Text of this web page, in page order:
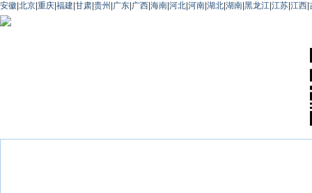
安徽 北京 重庆 福建 甘肃 贵州 广东 广西 海南 河北 河南 湖北 湖南 黑龙江 江苏 江西